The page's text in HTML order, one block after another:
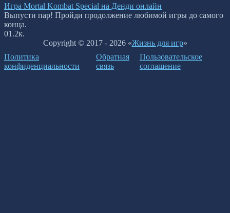
Игра Mortal Kombat Special на Денди онлайн
Выпусти пар! Пройди продолжение любимой игры до самого
конца.
01.2к.
Copyright © 2017 - 2026 «Жизнь для игр»
Политика
конфиденциальности
Обратная
связь
Пользовательское
соглашение